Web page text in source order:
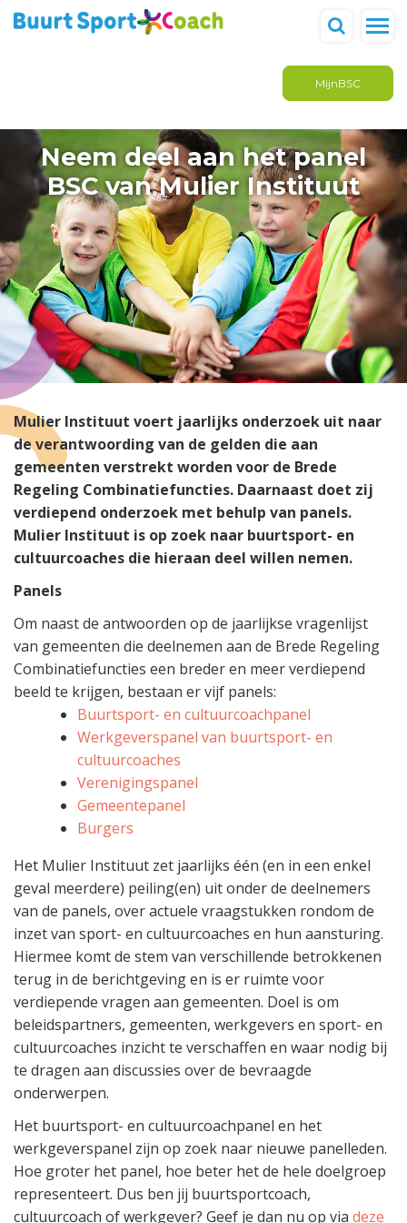
MijnBSC
Neem deel aan het panel
BSC van Mulier Instituut
Mulier Instituut voert jaarlijks onderzoek uit naar
de verantwoording van de gelden die aan
gemeenten verstrekt worden voor de Brede
Regeling Combinatiefuncties. Daarnaast doet zij
verdiepend onderzoek met behulp van panels.
Mulier Instituut is op zoek naar buurtsport- en
cultuurcoaches die hieraan deel willen nemen.
Panels
Om naast de antwoorden op de jaarlijkse vragenlijst
van gemeenten die deelnemen aan de Brede Regeling
Combinatiefuncties een breder en meer verdiepend
beeld te krijgen, bestaan er vijf panels:
Buurtsport- en cultuurcoachpanel
Werkgeverspanel van buurtsport- en
cultuurcoaches
Verenigingspanel
Gemeentepanel
Burgers
Het Mulier Instituut zet jaarlijks één (en in een enkel
geval meerdere) peiling(en) uit onder de deelnemers
van de panels, over actuele vraagstukken rondom de
inzet van sport- en cultuurcoaches en hun aansturing.
Hiermee komt de stem van verschillende betrokkenen
terug in de berichtgeving en is er ruimte voor
verdiepende vragen aan gemeenten. Doel is om
beleidspartners, gemeenten, werkgevers en sport- en
cultuurcoaches inzicht te verschaffen en waar nodig bij
te dragen aan discussies over de bevraagde
onderwerpen.
Het buurtsport- en cultuurcoachpanel en het
werkgeverspanel zijn op zoek naar nieuwe panelleden.
Hoe groter het panel, hoe beter het de hele doelgroep
representeert. Dus ben jij buurtsportcoach,
cultuurcoach of werkgever? Geef je dan nu op via deze